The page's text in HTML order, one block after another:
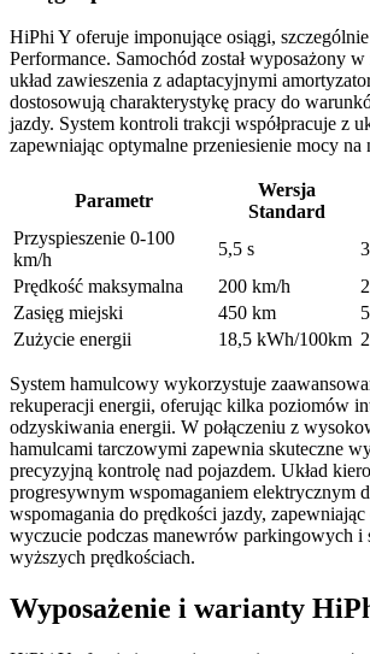
HiPhi Y oferuje imponujące osiągi,
Performance. Samochód został wyposażony
układ zawieszenia z adaptacyjnymi
dostosowują charakterystykę pracy do
jazdy. System kontroli trakcji współpracuje z
zapewniając optymalne przeniesienie mocy na
Parametr
Wersja
Standard
Przyspieszenie 0-100
km/h
5,5 s
Prędkość maksymalna
200 km/h
Zasięg miejski
450 km
Zużycie energii
18,5 kWh/100km
System hamulcowy wykorzystuje
rekuperacji energii, oferując kilka poziomów
odzyskiwania energii. W połączeniu z
hamulcami tarczowymi zapewnia skuteczne
precyzyjną kontrolę nad pojazdem. Układ
progresywnym wspomaganiem elektrycznym
wspomagania do prędkości jazdy,
wyczucie podczas manewrów parkingowych i
wyższych prędkościach.
Wyposażenie i warianty